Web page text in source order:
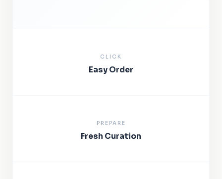
CLICK
Easy Order
PREPARE
Fresh Curation